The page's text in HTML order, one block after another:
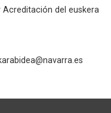
del euskera